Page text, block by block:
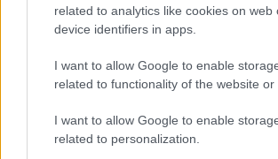
related to analytics like cookies on web
device identifiers in apps.
I want to allow Google to enable
related to functionality of the website or
I want to allow Google to enable
related to personalization.
Δωρεά απινιδωτή στην Κοινότητα